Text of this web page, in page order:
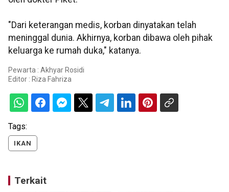
"Dari keterangan medis, korban dinyatakan telah
meninggal dunia. Akhirnya, korban dibawa oleh pihak
keluarga ke rumah duka," katanya.
Pewarta : Akhyar Rosidi
Editor : Riza Fahriza
Tags:
IKAN
Terkait